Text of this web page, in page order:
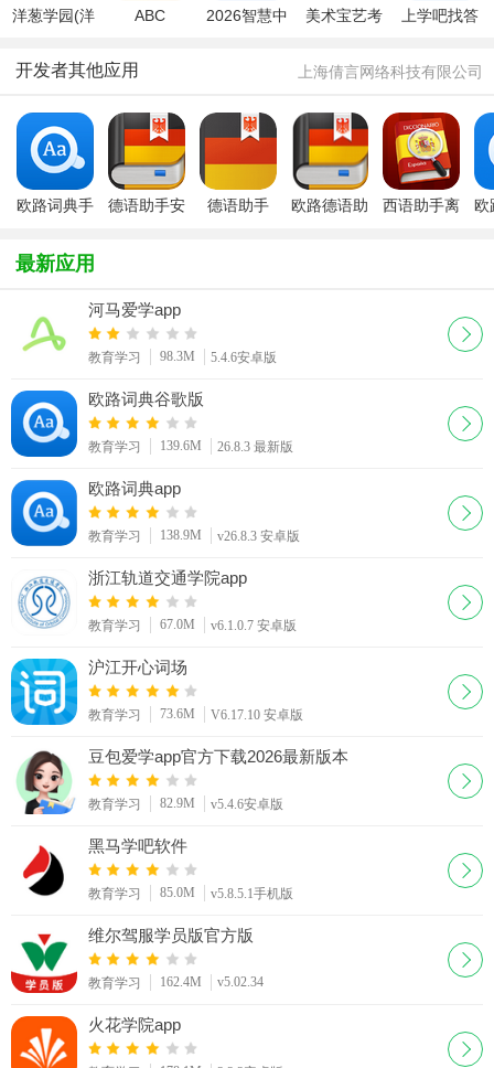
洋葱学园(洋
葱数学)安卓
版
ABC
新版
2026智慧中
美术宝艺考
上学吧找答
开发者其他应用 上海倩言网络科技有限公司
欧路词典手
德语助手安
德语助手
欧路德语助
西语助手离
欧
最新应用
河马爱学app
教育学习 98.3M 5.4.6安卓版
欧路词典谷歌版
教育学习 139.6M 26.8.3 最新版
欧路词典app
教育学习 138.9M v26.8.3 安卓版
浙江轨道交通学院app
教育学习 67.0M v6.1.0.7 安卓版
沪江开心词场
教育学习 73.6M V6.17.10 安卓版
豆包爱学app官方下载2026最新版本
教育学习 82.9M v5.4.6安卓版
黑马学吧软件
教育学习 85.0M v5.8.5.1手机版
维尔驾服学员版官方版
教育学习 162.4M v5.02.34
火花学院app